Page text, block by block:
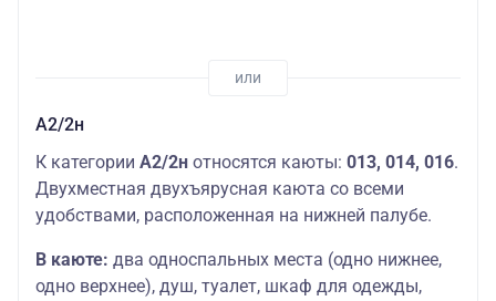
А2/2н
К категории А2/2н относятся каюты: 013, 014, 016.
Двухместная двухъярусная каюта со всеми
удобствами, расположенная на нижней палубе.
В каюте: два односпальных места (одно нижнее,
одно верхнее), душ, туалет, шкаф для одежды,